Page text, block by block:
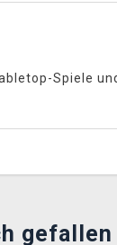
Spiele
gefallen